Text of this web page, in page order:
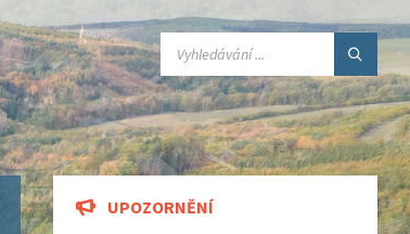
SEARCH:
UPOZORNĚNÍ